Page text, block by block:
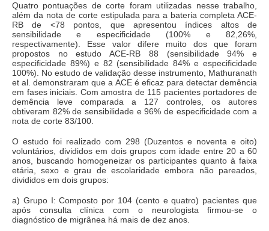
Quatro pontuações de corte foram utilizadas nesse trabalho,
além da nota de corte estipulada para a bateria completa ACE-
RB de <78 pontos, que apresentou índices altos de
sensibilidade e especificidade (100% e 82,26%,
respectivamente). Esse valor difere muito dos que foram
propostos no estudo ACE-RB 88 (sensibilidade 94% e
especificidade 89%) e 82 (sensibilidade 84% e especificidade
100%). No estudo de validação desse instrumento, Mathuranath
et al. demonstraram que a ACE é eficaz para detectar demência
em fases iniciais. Com amostra de 115 pacientes portadores de
demência leve comparada a 127 controles, os autores
obtiveram 82% de sensibilidade e 96% de especificidade com a
nota de corte 83/100.
O estudo foi realizado com 298 (Duzentos e noventa e oito)
voluntários, divididos em dois grupos com idade entre 20 a 60
anos, buscando homogeneizar os participantes quanto à faixa
etária, sexo e grau de escolaridade embora não pareados,
divididos em dois grupos:
a) Grupo I: Composto por 104 (cento e quatro) pacientes que
após consulta clínica com o neurologista firmou-se o
diagnóstico de migrânea há mais de dez anos.